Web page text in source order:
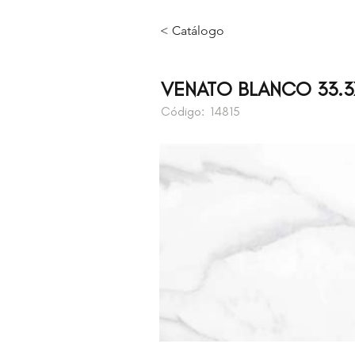
< Catálogo
VENATO BLANCO
14815
Código: